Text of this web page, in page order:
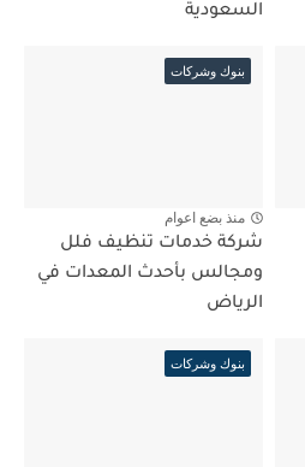
السعودية
بنوك وشركات
منذ بضع اعوام
شركة خدمات تنظيف فلل
ومجالس بأحدث المعدات في
الرياض
بنوك وشركات